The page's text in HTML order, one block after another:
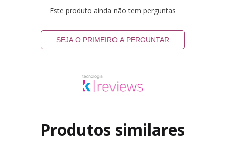
Este produto ainda não tem perguntas
SEJA O PRIMEIRO A PERGUNTAR
Produtos similares